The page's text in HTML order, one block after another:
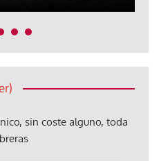
sin coste alguno, toda